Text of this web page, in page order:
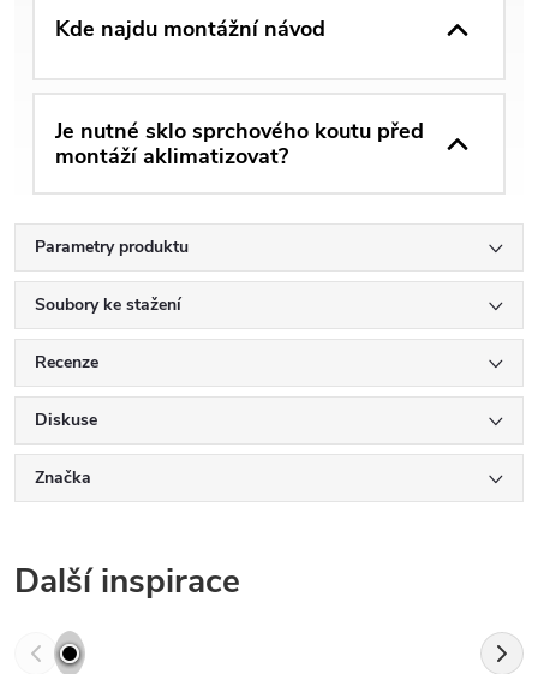
Kde najdu montážní návod
Je nutné sklo sprchového koutu před
montáží aklimatizovat?
Parametry produktu
Soubory ke stažení
Recenze
Diskuse
Značka
Další inspirace